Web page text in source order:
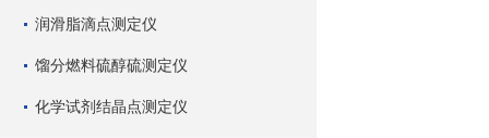
润滑脂滴点测定仪
馏分燃料硫醇硫测定仪
化学试剂结晶点测定仪